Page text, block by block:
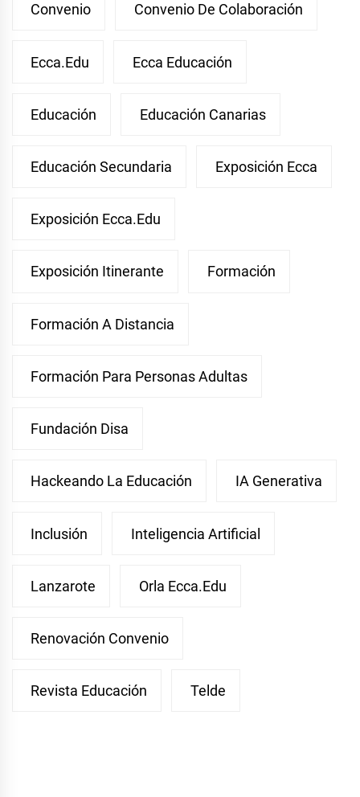
Convenio Convenio De Colaboración
Ecca.edu Ecca Educación
Educación Educación Canarias
Educación Secundaria Exposición Ecca
Exposición Ecca.edu
Exposición Itinerante Formación
Formación A Distancia
Formación Para Personas Adultas
Fundación Disa
Hackeando La Educación IA Generativa
Inclusión Inteligencia Artificial
Lanzarote Orla Ecca.edu
Renovación Convenio
Revista Educación Telde